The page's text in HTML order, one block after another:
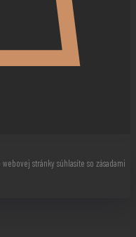
stránky súhlasíte so zásadami